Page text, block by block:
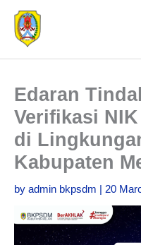
content
Edaran
Verifikasi
di
Kabupaten
by admin bkpsdm 20